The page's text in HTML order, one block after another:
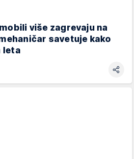
više zagrevaju na
savetuje kako
leta